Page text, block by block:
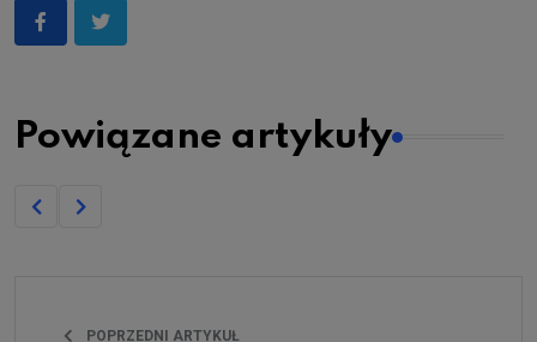
Powiązane artykuły
POPRZEDNI ARTYKUŁ